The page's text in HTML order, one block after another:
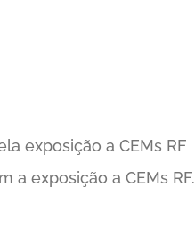
exposição a CEMs RF
exposição a CEMs RF.